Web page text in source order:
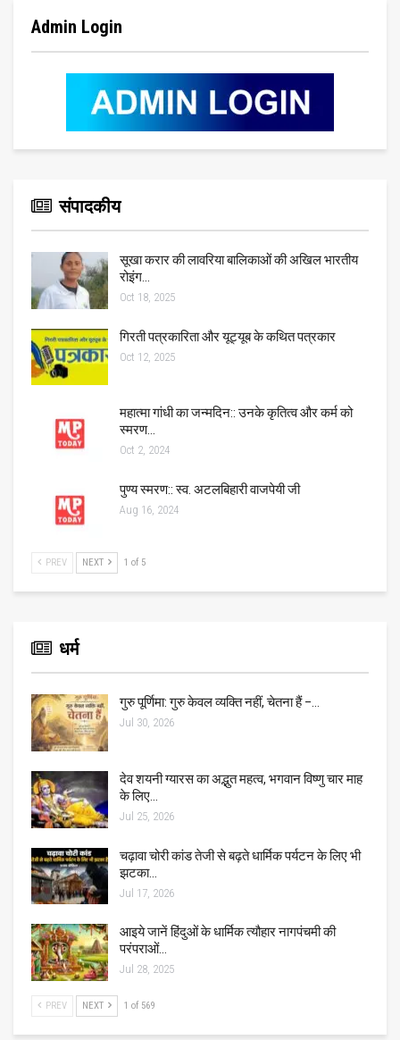
Admin Login
संपादकीय
सूखा करार की लावरिया बालिकाओं की अखिल भारतीय
रोइंग…
Oct 18, 2025
गिरती पत्रकारिता और यूट्यूब के कथित पत्रकार
Oct 12, 2025
महात्मा गांधी का जन्मदिन:: उनके कृतित्व और कर्म को
स्मरण…
Oct 2, 2024
पुण्य स्मरण:: स्व. अटलबिहारी वाजपेयी जी
Aug 16, 2024
PREV NEXT 1 of 5
धर्म
गुरु पूर्णिमा: गुरु केवल व्यक्ति नहीं, चेतना हैं –…
Jul 30, 2026
देव शयनी ग्यारस का अद्भुत महत्व, भगवान विष्णु चार माह
के लिए…
Jul 25, 2026
चढ़ावा चोरी कांड तेजी से बढ़ते धार्मिक पर्यटन के लिए भी
झटका…
Jul 17, 2026
आइये जानें हिंदुओं के धार्मिक त्यौहार नागपंचमी की
परंपराओं…
Jul 28, 2025
PREV NEXT 1 of 569